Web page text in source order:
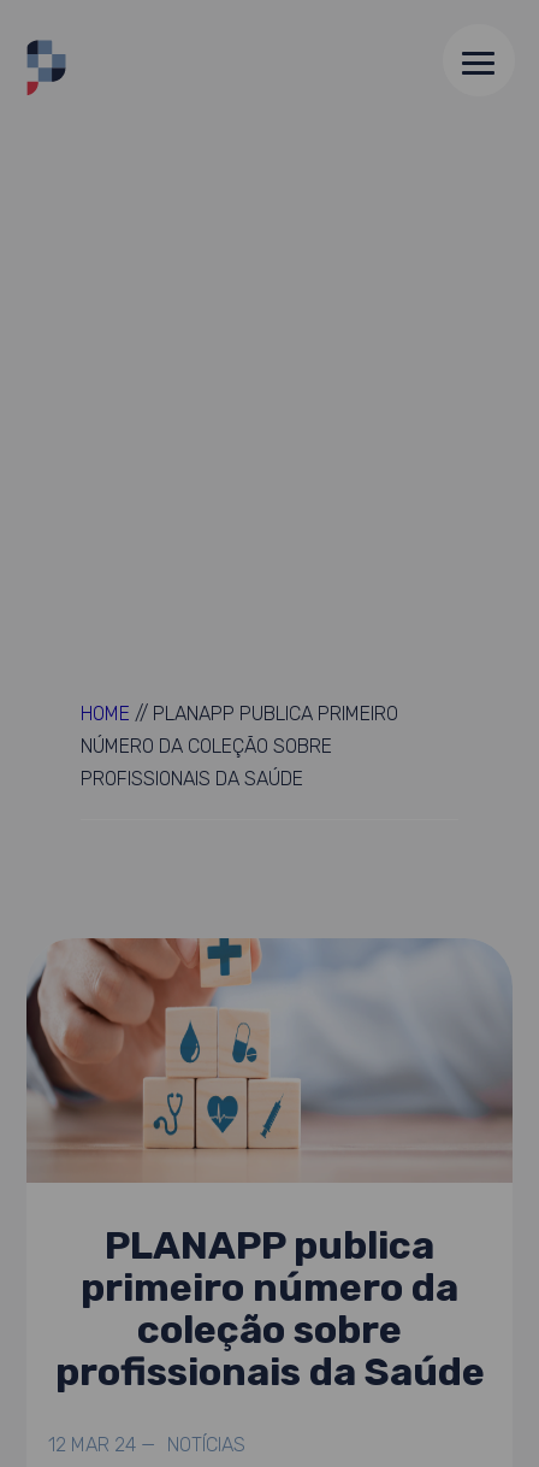
HOME // PLANAPP PUBLICA PRIMEIRO
NÚMERO DA COLEÇÃO SOBRE
PROFISSIONAIS DA SAÚDE
PLANAPP publica
primeiro número da
coleção sobre
profissionais da Saúde
12 MAR 24 — NOTÍCIAS